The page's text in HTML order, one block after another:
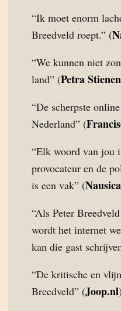
“Ik moet enorm
Breedveld roept.” (
“We kunnen niet
land” (Petra Stienen
“De scherpste
Nederland” (
“Elk woord van jou
provocateur en de
is een vak” (
“Als Peter
wordt het internet
kan die gast
“De kritische en
Breedveld” (Joop.nl)